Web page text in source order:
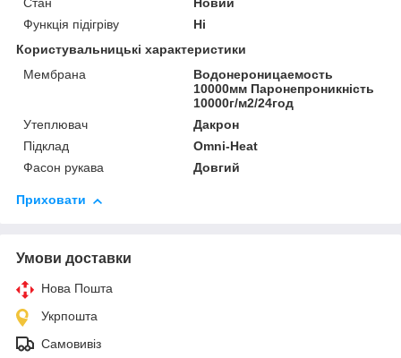
Стан
Новий
Функція підігріву
Ні
Користувальницькі характеристики
Мембрана
Водонероницаемость
10000мм Паронепроникність
10000г/м2/24год
Утеплювач
Дакрон
Підклад
Omni-Heat
Фасон рукава
Довгий
Приховати
Умови доставки
Нова Пошта
Укрпошта
Самовивіз